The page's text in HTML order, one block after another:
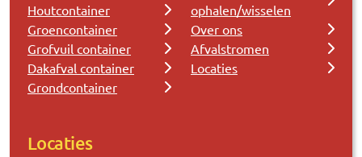
Houtcontainer
Groencontainer
Grofvuil container
Dakafval container
Grondcontainer
ophalen/wisselen
Over ons
Afvalstromen
Locaties
Locaties